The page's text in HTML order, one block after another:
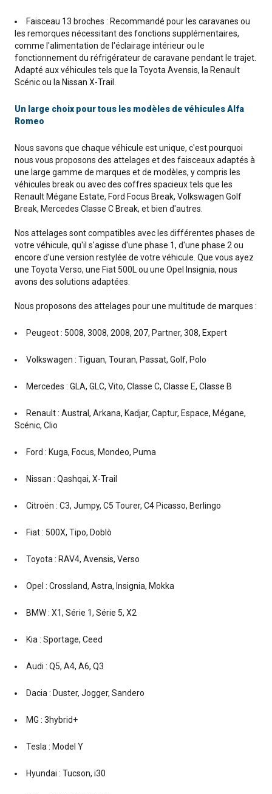
Faisceau 13 broches : Recommandé pour les caravanes ou
les remorques nécessitant des fonctions supplémentaires,
comme l'alimentation de l'éclairage intérieur ou le
fonctionnement du réfrigérateur de caravane pendant le trajet.
Adapté aux véhicules tels que la Toyota Avensis, la Renault
Scénic ou la Nissan X-Trail.
Un large choix pour tous les modèles de véhicules Alfa
Romeo
Nous savons que chaque véhicule est unique, c'est pourquoi
nous vous proposons des attelages et des faisceaux adaptés à
une large gamme de marques et de modèles, y compris les
véhicules break ou avec des coffres spacieux tels que les
Renault Mégane Estate, Ford Focus Break, Volkswagen Golf
Break, Mercedes Classe C Break, et bien d'autres.
Nos attelages sont compatibles avec les différentes phases de
votre véhicule, qu'il s'agisse d'une phase 1, d'une phase 2 ou
encore d'une version restylée de votre véhicule. Que vous ayez
une Toyota Verso, une Fiat 500L ou une Opel Insignia, nous
avons des solutions adaptées.
Nous proposons des attelages pour une multitude de marques :
Peugeot : 5008, 3008, 2008, 207, Partner, 308, Expert
Volkswagen : Tiguan, Touran, Passat, Golf, Polo
Mercedes : GLA, GLC, Vito, Classe C, Classe E, Classe B
Renault : Austral, Arkana, Kadjar, Captur, Espace, Mégane,
Scénic, Clio
Ford : Kuga, Focus, Mondeo, Puma
Nissan : Qashqai, X-Trail
Citroën : C3, Jumpy, C5 Tourer, C4 Picasso, Berlingo
Fiat : 500X, Tipo, Doblò
Toyota : RAV4, Avensis, Verso
Opel : Crossland, Astra, Insignia, Mokka
BMW : X1, Série 1, Série 5, X2
Kia : Sportage, Ceed
Audi : Q5, A4, A6, Q3
Dacia : Duster, Jogger, Sandero
MG : 3hybrid+
Tesla : Model Y
Hyundai : Tucson, i30